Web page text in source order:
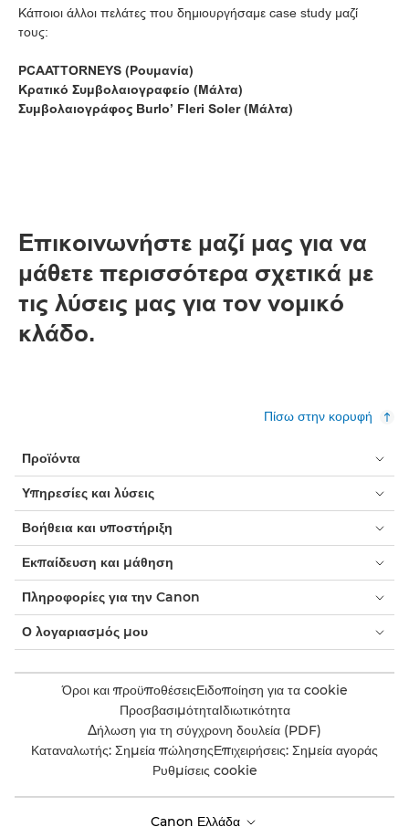
Κάποιοι άλλοι πελάτες που δημιουργήσαμε case study μαζί
τους:
PCAATTORNEYS (Ρουμανία)
Κρατικό Συμβολαιογραφείο (Μάλτα)
Συμβολαιογράφος Burlo’ Fleri Soler (Μάλτα)
Επικοινωνήστε μαζί μας για να
μάθετε περισσότερα σχετικά με
τις λύσεις μας για τον νομικό
κλάδο.
Πίσω στην κορυφή
Προϊόντα
Υπηρεσίες και λύσεις
Βοήθεια και υποστήριξη
Εκπαίδευση και μάθηση
Πληροφορίες για την Canon
Ο λογαριασμός μου
Όροι και προϋποθέσειςΕιδοποίηση για τα cookie
ΠροσβασιμότηταΙδιωτικότητα
Δήλωση για τη σύγχρονη δουλεία (PDF)
Καταναλωτής: Σημεία πώλησηςΕπιχειρήσεις: Σημεία αγοράς
Ρυθμίσεις cookie
Canon Ελλάδα